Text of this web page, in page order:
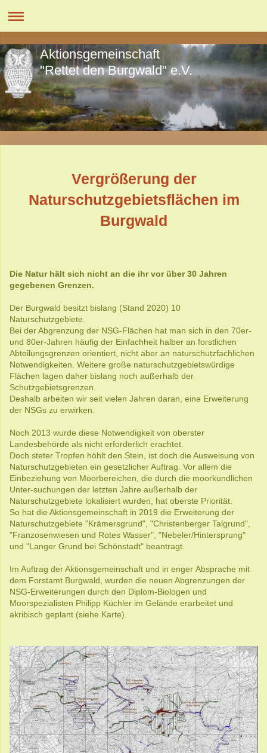
Aktionsgemeinschaft
"Rettet den Burgwald" e.V.
Vergrößerung der
Naturschutzgebietsflächen im
Burgwald
Die Natur hält sich nicht an die ihr vor über 30 Jahren
gegebenen Grenzen.
Der Burgwald besitzt bislang (Stand 2020) 10
Naturschutzgebiete.
Bei der Abgrenzung der NSG-Flächen hat man sich in den 70er-
und 80er-Jahren häufig der Einfachheit halber an forstlichen
Abteilungsgrenzen orientiert, nicht aber an naturschutzfachlichen
Notwendigkeiten. Weitere große naturschutzgebietswürdige
Flächen lagen daher bislang noch außerhalb der
Schutzgebietsgrenzen.
Deshalb arbeiten wir seit vielen Jahren daran, eine Erweiterung
der NSGs zu erwirken.
Noch 2013 wurde diese Notwendigkeit von oberster
Landesbehörde als nicht erforderlich erachtet.
Doch steter Tropfen höhlt den Stein, ist doch die Ausweisung von
Naturschutzgebieten ein gesetzlicher Auftrag. Vor allem die
Einbeziehung von Moorbereichen, die durch die moorkundlichen
Unter-suchungen der letzten Jahre außerhalb der
Naturschutzgebiete lokalisiert wurden, hat oberste Priorität.
So hat die Aktionsgemeinschaft in 2019 die Erweiterung der
Naturschutzgebiete "Krämersgrund", "Christenberger Talgrund",
"Franzosenwiesen und Rotes Wasser", "Nebeler/Hintersprung"
und "Langer Grund bei Schönstadt" beantragt.
Im Auftrag der Aktionsgemeinschaft und in enger Absprache mit
dem Forstamt Burgwald, wurden die neuen Abgrenzungen der
NSG-Erweiterungen durch den Diplom-Biologen und
Moorspezialisten Philipp Küchler im Gelände erarbeitet und
akribisch geplant (siehe Karte).